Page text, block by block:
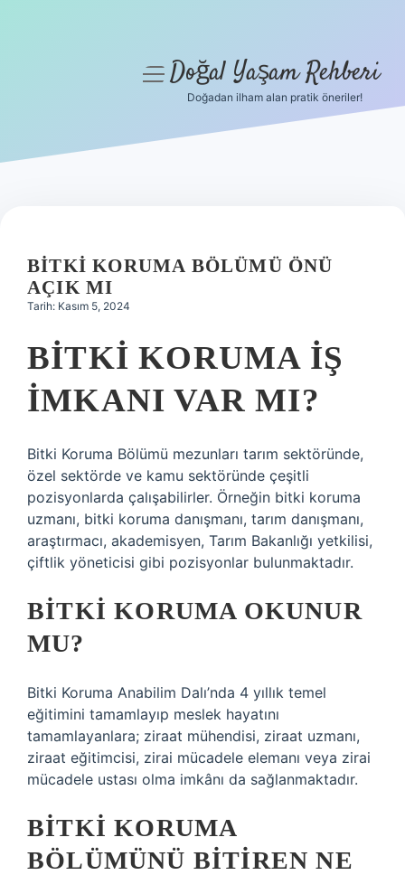
Hakkımızda
menüyüDoğal Yaşam Rehberi
Doğadan ilham alan pratik öneriler!
BITKI KORUMA BÖLÜMÜ ÖNÜ
AÇIK MI
Tarih: Kasım 5, 2024
BITKI KORUMA IŞ
IMKANI VAR MI?
Bitki Koruma Bölümü mezunları tarım sektöründe,
özel sektörde ve kamu sektöründe çeşitli
pozisyonlarda çalışabilirler. Örneğin bitki koruma
uzmanı, bitki koruma danışmanı, tarım danışmanı,
araştırmacı, akademisyen, Tarım Bakanlığı yetkilisi,
çiftlik yöneticisi gibi pozisyonlar bulunmaktadır.
BITKI KORUMA OKUNUR
MU?
Bitki Koruma Anabilim Dalı’nda 4 yıllık temel
eğitimini tamamlayıp meslek hayatını
tamamlayanlara; ziraat mühendisi, ziraat uzmanı,
ziraat eğitimcisi, zirai mücadele elemanı veya zirai
mücadele ustası olma imkânı da sağlanmaktadır.
BITKI KORUMA
BÖLÜMÜNÜ BITIREN NE